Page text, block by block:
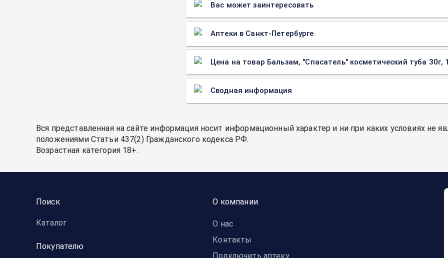
Вас может заинтересовать
Аптеки в Санкт-Петербурге
Цена на товар Бальзам, "Спасатель" косметический туба
Сводная информация
Вся представленная на сайте информация носит информационный характер и ни при каких условиях не
положениями Статьи 437(2) Гражданского кодекса РФ.
Возрастная категория 18+.
Поиск
Каталог
Покупателю
О компании
О нас
Контакты
Подключить аптеку